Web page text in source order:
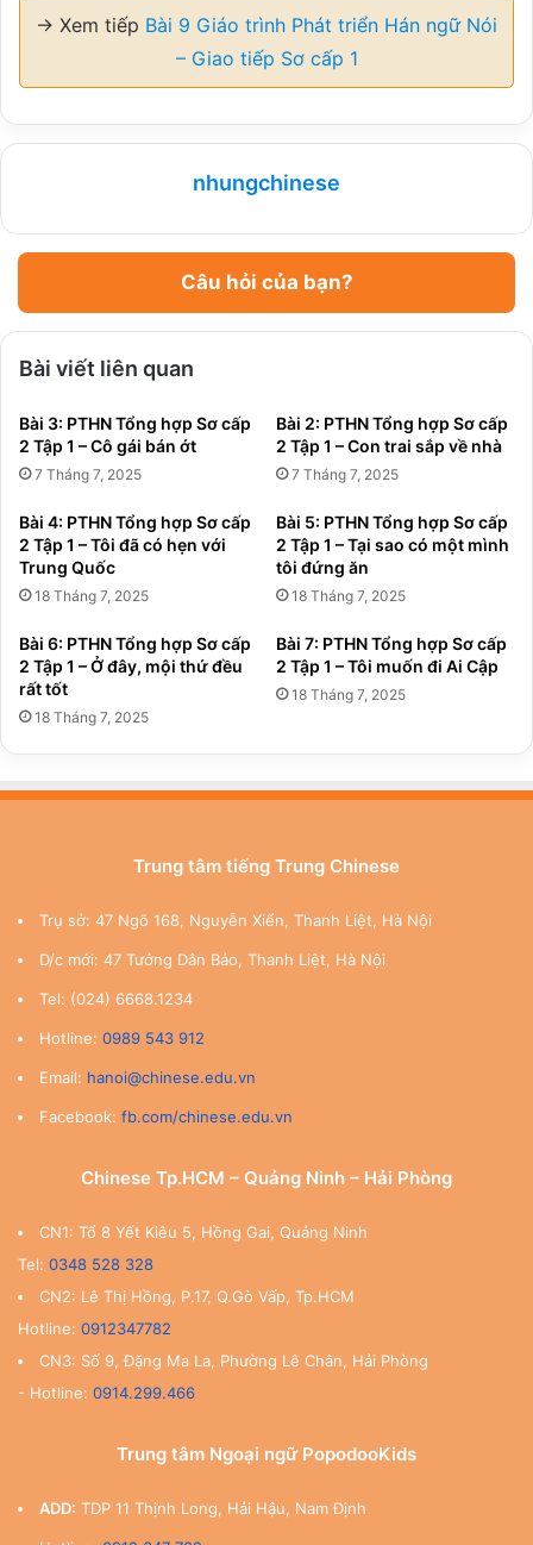
→ Xem tiếp Bài 9 Giáo trình Phát triển Hán ngữ Nói
– Giao tiếp Sơ cấp 1
nhungchinese
Câu hỏi của bạn?
Bài viết liên quan
Bài 3: PTHN Tổng hợp Sơ cấp
2 Tập 1 – Cô gái bán ớt
7 Tháng 7, 2025
Bài 2: PTHN Tổng hợp Sơ cấp
2 Tập 1 – Con trai sắp về nhà
7 Tháng 7, 2025
Bài 4: PTHN Tổng hợp Sơ cấp
2 Tập 1 – Tôi đã có hẹn với
Trung Quốc
18 Tháng 7, 2025
Bài 5: PTHN Tổng hợp Sơ cấp
2 Tập 1 – Tại sao có một mình
tôi đứng ăn
18 Tháng 7, 2025
Bài 6: PTHN Tổng hợp Sơ cấp
2 Tập 1 – Ở đây, mội thứ đều
rất tốt
18 Tháng 7, 2025
Bài 7: PTHN Tổng hợp Sơ cấp
2 Tập 1 – Tôi muốn đi Ai Cập
18 Tháng 7, 2025
Trung tâm tiếng Trung Chinese
Trụ sở: 47 Ngõ 168, Nguyễn Xiển, Thanh Liệt, Hà Nội
D/c mới: 47 Tưởng Dân Bảo, Thanh Liệt, Hà Nội
Tel: (024) 6668.1234
Hotline: 0989 543 912
Email: hanoi@chinese.edu.vn
Facebook: fb.com/chinese.edu.vn
Chinese Tp.HCM – Quảng Ninh – Hải Phòng
CN1: Tổ 8 Yết Kiêu 5, Hồng Gai, Quảng Ninh
Tel: 0348 528 328
CN2: Lê Thị Hồng, P.17, Q.Gò Vấp, Tp.HCM
Hotline: 0912347782
CN3: Số 9, Đặng Ma La, Phường Lê Chân, Hải Phòng
- Hotline: 0914.299.466
Trung tâm Ngoại ngữ PopodooKids
ADD: TDP 11 Thịnh Long, Hải Hậu, Nam Định